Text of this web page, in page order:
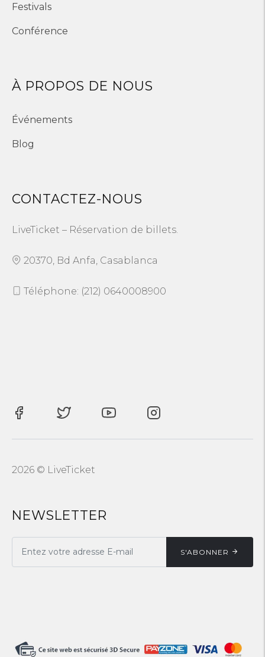
Festivals
Conférence
À PROPOS DE NOUS
Événements
Blog
CONTACTEZ-NOUS
LiveTicket – Réservation de billets.
20370, Bd Anfa, Casablanca
Téléphone: (212) 0640008900
2026 © LiveTicket
NEWSLETTER
S'ABONNER